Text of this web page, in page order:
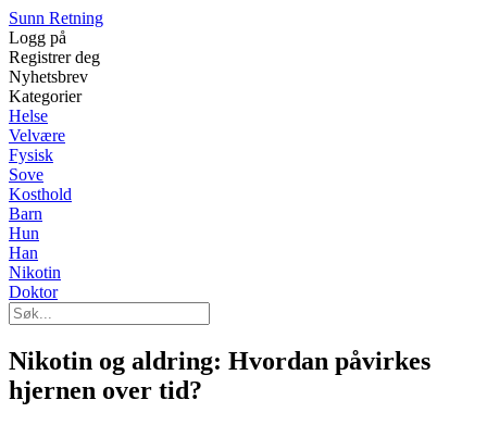
Sunn Retning
Logg på
Registrer deg
Nyhetsbrev
Kategorier
Helse
Velvære
Fysisk
Sove
Kosthold
Barn
Hun
Han
Nikotin
Doktor
Nikotin og aldring: Hvordan påvirkes
hjernen over tid?